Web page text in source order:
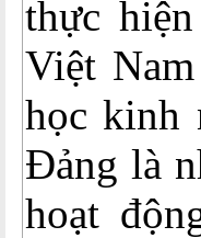
thực
Việt
học kinh
Đảng là
hoạt